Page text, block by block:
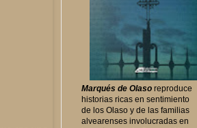
Marqués de Olaso reproduce
historias ricas en sentimiento
de los Olaso y de las familias
alvearenses involucradas en